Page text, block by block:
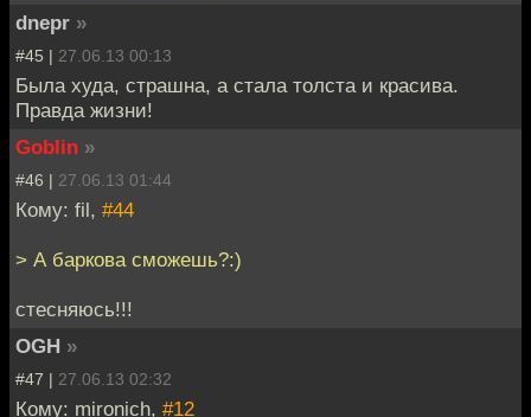
dnepr »
#45 | 27.06.13 00:13
Была худа, страшна, а стала толста и красива.
Правда жизни!
Goblin »
#46 | 27.06.13 01:44
Кому: fil, #44
> А баркова сможешь?:)
стесняюсь!!!
OGH »
#47 | 27.06.13 02:32
Кому: mironich, #12